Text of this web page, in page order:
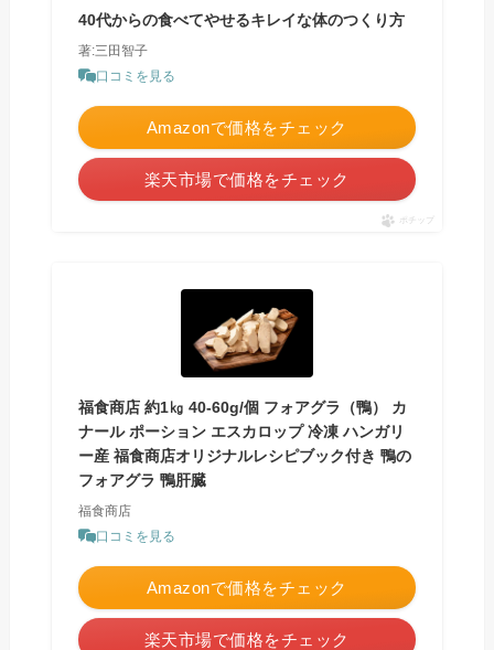
40代からの食べてやせるキレイな体のつくり方
著:三田智子
口コミを見る
Amazonで価格をチェック
楽天市場で価格をチェック
ポチップ
福食商店 約1㎏ 40-60g/個 フォアグラ（鴨） カ
ナール ポーション エスカロップ 冷凍 ハンガリ
ー産 福食商店オリジナルレシピブック付き 鴨の
フォアグラ 鴨肝臓
福食商店
口コミを見る
Amazonで価格をチェック
楽天市場で価格をチェック